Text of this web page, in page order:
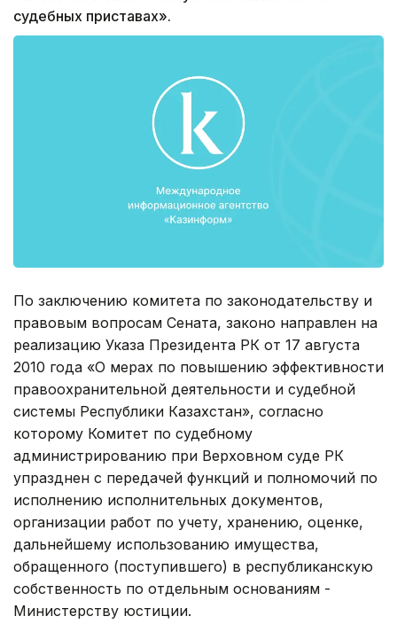
судебных приставах».
По заключению комитета по законодательству и
правовым вопросам Сената, законо направлен на
реализацию Указа Президента РК от 17 августа
2010 года «О мерах по повышению эффективности
правоохранительной деятельности и судебной
системы Республики Казахстан», согласно
которому Комитет по судебному
администрированию при Верховном суде РК
упразднен с передачей функций и полномочий по
исполнению исполнительных документов,
организации работ по учету, хранению, оценке,
дальнейшему использованию имущества,
обращенного (поступившего) в республиканскую
собственность по отдельным основаниям -
Министерству юстиции.